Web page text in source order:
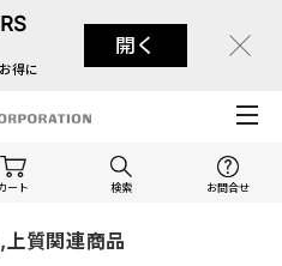
得に
開く
ート 検索 お問合せ
質関連商品